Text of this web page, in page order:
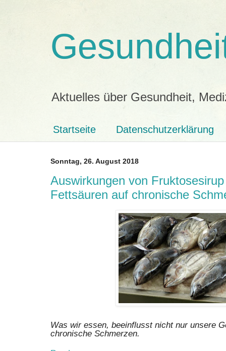
Aktuelles über Gesundheit,
Startseite Datenschutzerklärung
Sonntag, 26. August 2018
Auswirkungen von
Fettsäuren auf chronische
Was wir essen, beeinflusst nicht nur unsere
chronische Schmerzen.